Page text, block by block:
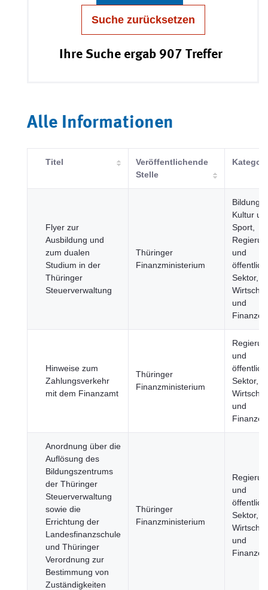
Suche zurücksetzen
Ihre Suche ergab 907 Treffer
Alle Informationen
Titel
Veröffentlichende
Stelle
Flyer zur
Ausbildung und
zum dualen
Studium in der
Thüringer
Steuerverwaltung
Thüringer
Finanzministerium
Bildung,
Kultur
Sport,
und
Sektor,
und
Finanzen
Hinweise zum
Zahlungsverkehr
mit dem Finanzamt
Thüringer
Finanzministerium
und
Sektor,
und
Finanzen
Anordnung über die
Auflösung des
Bildungszentrums
der Thüringer
Steuerverwaltung
sowie die
Errichtung der
Landesfinanzschule
und Thüringer
Verordnung zur
Bestimmung von
Zuständigkeiten
Thüringer
Finanzministerium
und
Sektor,
und
Finanzen